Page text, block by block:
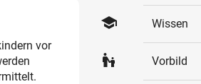
vor
school Wissen
escalator_warning Vorbild